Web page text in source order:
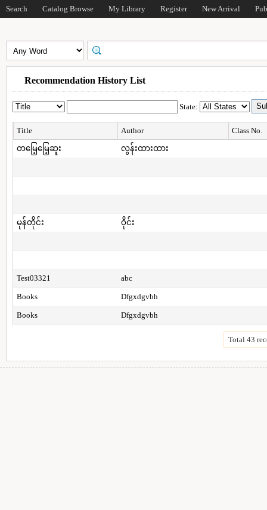
Search Catalog Browse My Library Register New Arrival
Recommendation History List
State:
Title Author
Class No.
တမြေ့မြေ့ဆူး
လွန်းထားထား
မုန်တိုင်း ဝိုင်း
Test03321 abc
Books Dfgxdgvbh
Books Dfgxdgvbh
Total 43